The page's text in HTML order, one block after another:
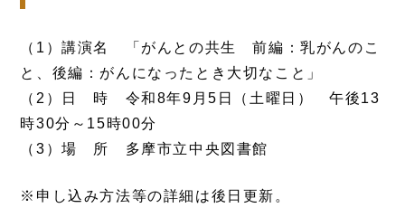
（1）講演名 「がんとの共生 前編：乳がんのこ
と、後編：がんになったとき大切なこと」
（2）日 時 令和8年9月5日（土曜日） 午後13
時30分～15時00分
（3）場 所 多摩市立中央図書館
※申し込み方法等の詳細は後日更新。